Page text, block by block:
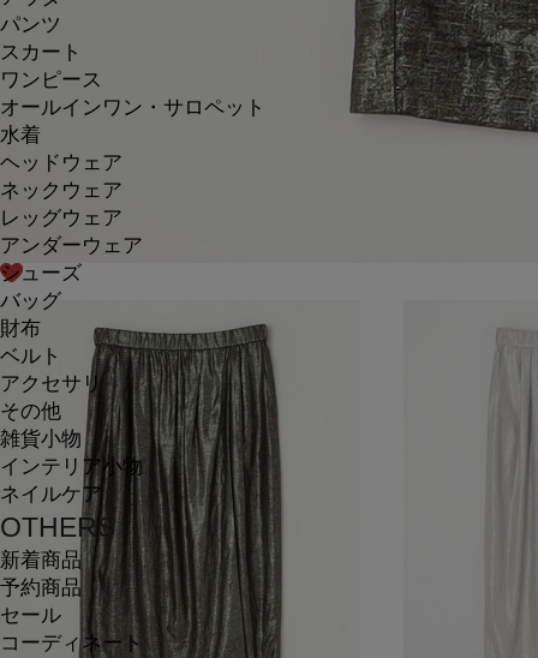
パンツ
スカート
ワンピース
オールインワン・サロペット
水着
ヘッドウェア
ネックウェア
レッグウェア
アンダーウェア
シューズ
バッグ
財布
ベルト
アクセサリ
その他
雑貨小物
インテリア小物
ネイルケア
OTHERS
新着商品
予約商品
セール
コーディネート